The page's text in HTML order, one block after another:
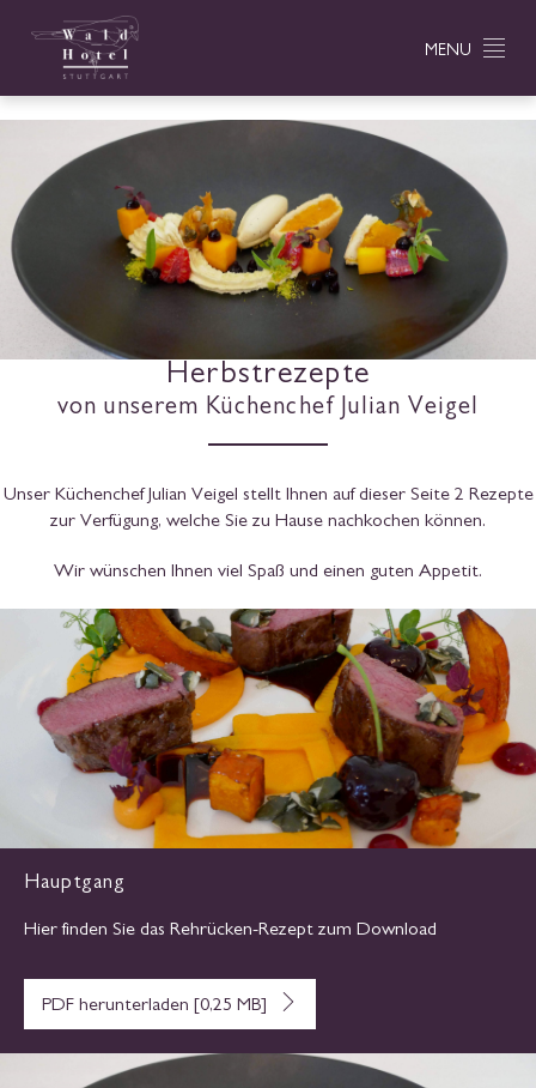
MENU
Herbstrezepte
von unserem Küchenchef Julian Veigel
Unser Küchenchef Julian Veigel stellt Ihnen auf dieser Seite 2 Rezepte
zur Verfügung, welche Sie zu Hause nachkochen können.
Wir wünschen Ihnen viel Spaß und einen guten Appetit.
Hauptgang
Hier finden Sie das Rehrücken-Rezept zum Download
PDF herunterladen [0,25 MB]